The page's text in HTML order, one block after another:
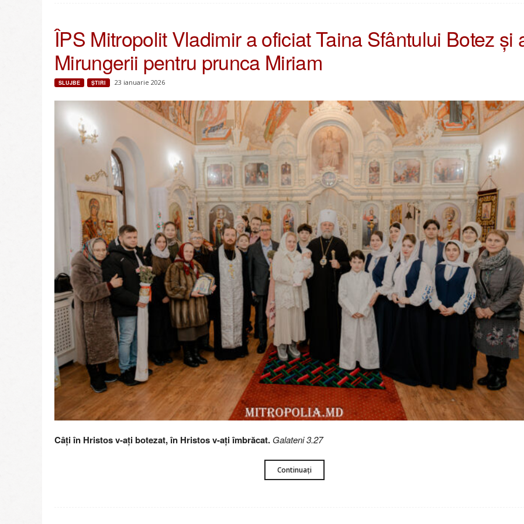
ÎPS Mitropolit Vladimir a oficiat Taina Sfântului Botez și
Mirungerii pentru prunca Miriam
SLUJBE ŞTIRI 23 ianuarie 2026
Câţi în Hristos v-aţi botezat, în Hristos v-aţi îmbrăcat. Galateni 3.27
Continuați